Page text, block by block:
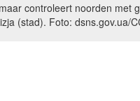
controleert noorden met
(stad). Foto: dsns.gov.ua/